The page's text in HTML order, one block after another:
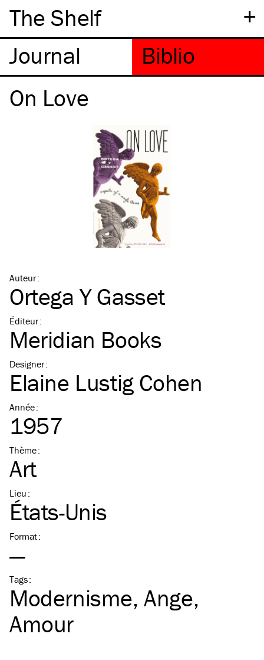
+
The Shelf
On Love
Auteur:
Ortega Y Gasset
Éditeur:
Meridian Books
Designer:
Elaine Lustig Cohen
Année:
1957
Thème:
Art
Lieu :
États-Unis
Format:
—
Tags:
Modernisme Ange
Amour